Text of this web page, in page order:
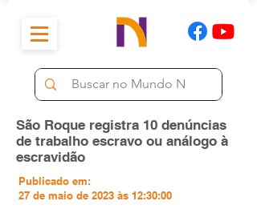
São Roque registra 10 denúncias
de trabalho escravo ou análogo à
escravidão
Publicado em:
27 de maio de 2023 às 12:30:00